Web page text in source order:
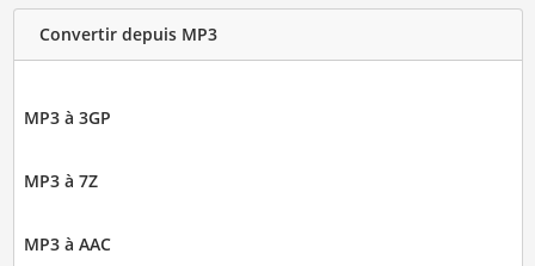
Convertir depuis MP3
MP3 à 3GP
MP3 à 7Z
MP3 à AAC